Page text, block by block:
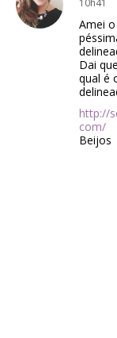
Amei
Dai
qual é
http://
com/
Beijos